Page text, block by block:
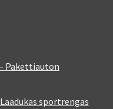
Pakettiauton
sportrengas